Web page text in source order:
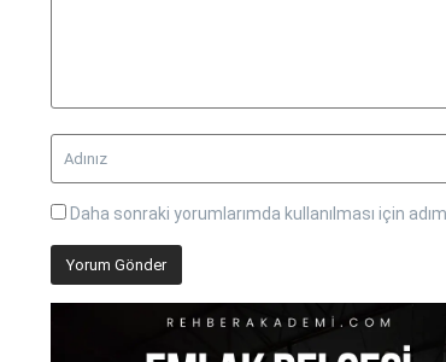
Daha sonraki yorumlarımda kullanılması için